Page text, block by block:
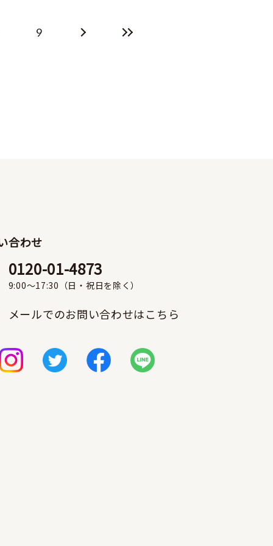
9
合わせ
0120-01-4873
9:00〜17:30（日・祝日を除く）
メールでのお問い合わせはこちら